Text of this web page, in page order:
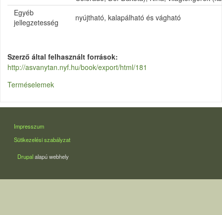
Egyéb
jellegzetesség
nyújtható, kalapálható és vágható
Szerző által felhasznált források
http://asvanytan.nyf.hu/book/export/html/181
Terméselemek
LÁBLÉC
Impresszum
Sütikezelési szabályzat
Drupalalapú webhely